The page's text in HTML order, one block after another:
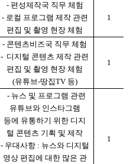
- 편성제작국 직무 체험
- 로컬 프로그램 제작 관련
편집 및 촬영 현장 체험
1
- 콘텐츠비즈국 직무 체험
- 디지털 콘텐츠 제작 관련
편집 및 촬영 현장 체험
(유튜브-땅집TV 등)
1
- 뉴스 및 프로그램 관련
유튜브와 인스타그램
등에 유통하기 위한 디지
털 콘텐츠 기획 및 제작
- 우대사항 : 뉴스와 디지털
영상 편집에 대한 많은 관
1